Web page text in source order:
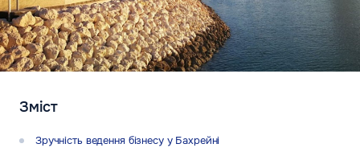
Зміст
Зручність ведення бізнесу у Бахрейні